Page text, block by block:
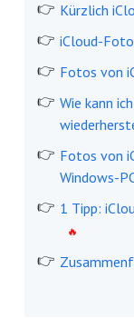
Kürzlich
iCloud-
Fotos von
Wie kann
Fotos von
Windows-
1 Tipp: